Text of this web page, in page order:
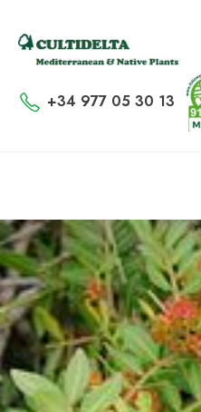
+34 977 05 30 13